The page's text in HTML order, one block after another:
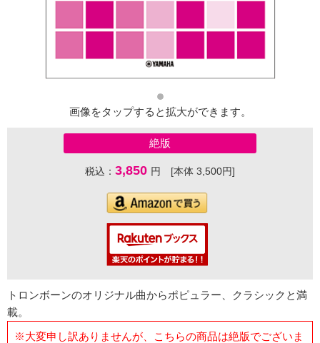
画像をタップすると拡大ができます。
絶版
税込： 3,850 円 [本体 3,500円]
トロンボーンのオリジナル曲からポピュラー、クラシックと満
載。
※大変申し訳ありませんが、こちらの商品は絶版でございま